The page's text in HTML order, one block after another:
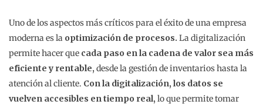
Uno de los aspectos más críticos para el éxito de una empresa
moderna es la optimización de procesos. La digitalización
permite hacer que cada paso en la cadena de valor sea más
eficiente y rentable, desde la gestión de inventarios hasta la
atención al cliente. Con la digitalización, los datos se
vuelven accesibles en tiempo real, lo que permite tomar